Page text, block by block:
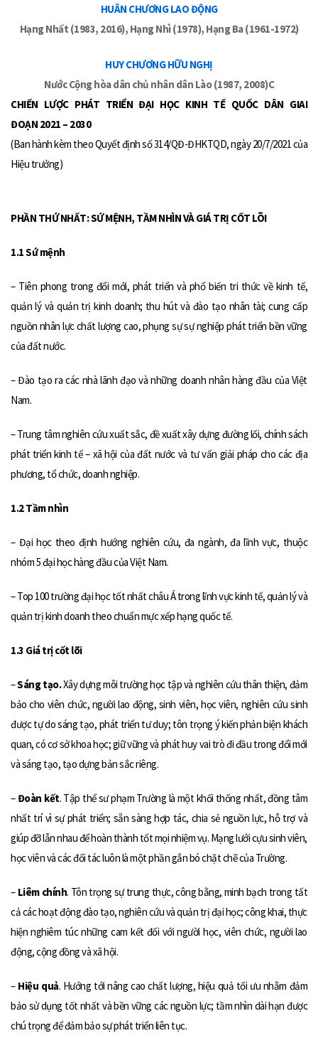
HUÂN CHƯƠNG LAO ĐỘNG
Hạng Nhất (1983, 2016), Hạng Nhì (1978), Hạng Ba (1961-1972)
HUY CHƯƠNG HỮU NGHỊ
Nước Cộng hòa dân chủ nhân dân Lào (1987, 2008)C
CHIẾN LƯỢC PHÁT TRIỂN ĐẠI HỌC KINH TẾ QUỐC DÂN GIAI
ĐOẠN 2021 – 2030
(Ban hành kèm theo Quyết định số 314/QĐ-ĐHKTQD, ngày 20/7/2021 của
Hiệu trưởng)
PHẦN THỨ NHẤT: SỨ MỆNH, TẦM NHÌN VÀ GIÁ TRỊ CỐT LÕI
1.1 Sứ mệnh
– Tiên phong trong đổi mới, phát triển và phổ biến tri thức về kinh tế,
quản lý và quản trị kinh doanh; thu hút và đào tạo nhân tài; cung cấp
nguồn nhân lực chất lượng cao, phụng sự sự nghiệp phát triển bền vững
của đất nước.
– Đào tạo ra các nhà lãnh đạo và những doanh nhân hàng đầu của Việt
Nam.
– Trung tâm nghiên cứu xuất sắc, đề xuất xây dựng đường lối, chính sách
phát triển kinh tế – xã hội của đất nước và tư vấn giải pháp cho các địa
phương, tổ chức, doanh nghiệp.
1.2 Tầm nhìn
– Đại học theo định hướng nghiên cứu, đa ngành, đa lĩnh vực, thuộc
nhóm 5 đại học hàng đầu của Việt Nam.
– Top 100 trường đại học tốt nhất châu Á trong lĩnh vực kinh tế, quản lý và
quản trị kinh doanh theo chuẩn mực xếp hạng quốc tế.
1.3 Giá trị cốt lõi
–Sáng tạo.Xây dựng môi trường học tập và nghiên cứu thân thiện, đảm
bảo cho viên chức, người lao động, sinh viên, học viên, nghiên cứu sinh
được tự do sáng tạo, phát triển tư duy; tôn trọng ý kiến phản biện khách
quan, có cơ sở khoa học; giữ vững và phát huy vai trò đi đầu trong đổi mới
và sáng tạo, tạo dựng bản sắc riêng.
–Đoàn kết. Tập thể sư phạm Trường là một khối thống nhất, đồng tâm
nhất trí vì sự phát triển; sẵn sàng hợp tác, chia sẻ nguồn lực, hỗ trợ và
giúp đỡ lẫn nhau để hoàn thành tốt mọi nhiệm vụ. Mạng lưới cựu sinh viên,
học viên và các đối tác luôn là một phần gắn bó chặt chẽ của Trường.
–Liêm chính. Tôn trọng sự trung thực, công bằng, minh bạch trong tất
cả các hoạt động đào tạo, nghiên cứu và quản trị đại học; công khai, thực
hiện nghiêm túc những cam kết đối với người học, viên chức, người lao
động, cộng đồng và xã hội.
– Hiệu quả. Hướng tới nâng cao chất lượng, hiệu quả tối ưu nhằm đảm
bảo sử dụng tốt nhất và bền vững các nguồn lực; tầm nhìn dài hạn được
chú trọng để đảm bảo sự phát triển liên tục.